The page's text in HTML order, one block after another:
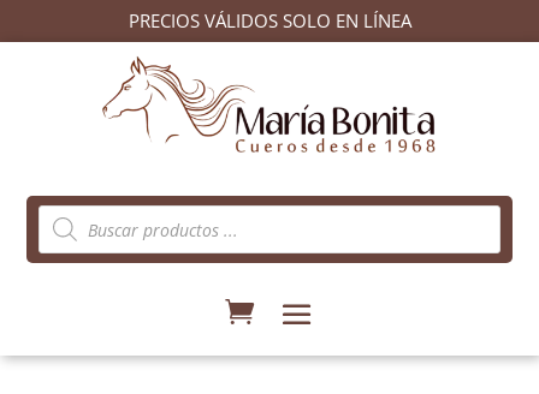
PRECIOS VÁLIDOS SOLO EN LÍNEA
Búsqueda
de
productos